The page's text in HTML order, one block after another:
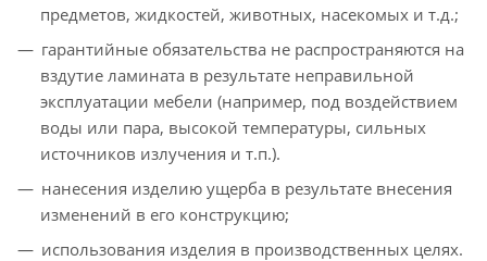
предметов, жидкостей, животных, насекомых и т.д.;
гарантийные обязательства не распространяются на
вздутие ламината в результате неправильной
эксплуатации мебели (например, под воздействием
воды или пара, высокой температуры, сильных
источников излучения и т.п.).
нанесения изделию ущерба в результате внесения
изменений в его конструкцию;
использования изделия в производственных целях.